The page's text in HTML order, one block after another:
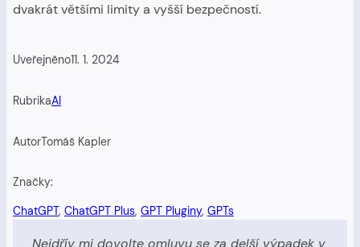
dvakrát většími limity a vyšší bezpečností.
Uveřejněno11. 1. 2024
RubrikaAI
AutorTomáš Kapler
Značky:
ChatGPT, ChatGPT Plus, GPT Pluginy, GPTs
Nejdřív mi dovolte omluvu se za delší výpadek v